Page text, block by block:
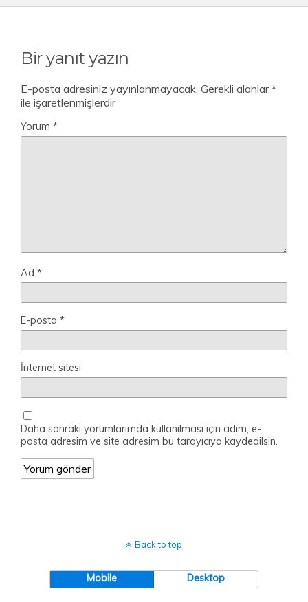
Bir yanıt yazın
E-posta adresiniz yayınlanmayacak. Gerekli alanlar*
ile işaretlenmişlerdir
Yorum *
Ad *
E-posta *
İnternet sitesi
Daha sonraki yorumlarımda kullanılması için adım, e-
posta adresim ve site adresim bu tarayıcıya kaydedilsin.
Back to top
Mobile Desktop